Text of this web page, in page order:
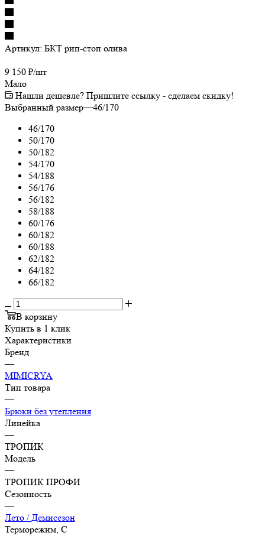
Артикул: БКТ рип-стоп олива
9 150 ₽/шт
Мало
Нашли дешевле? Пришлите ссылку - сделаем скидку!
Выбранный размер—46/170
46/170
50/170
50/182
54/170
54/188
56/176
56/182
58/188
60/176
60/182
60/188
62/182
64/182
66/182
В корзину
Купить в 1 клик
Характеристики
Бренд
—
MIMICRYA
Тип товара
—
Брюки без утепления
Линейка
—
ТРОПИК
Модель
—
ТРОПИК ПРОФИ
Сезонность
—
Лето / Демисезон
Терморежим, C